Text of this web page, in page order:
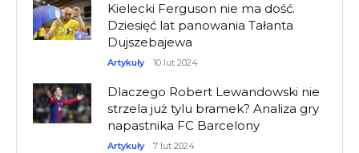
Kielecki Ferguson nie ma dość.
Dziesięć lat panowania Tałanta
Dujszebajewa
Artykuły 10 lut 2024
Dlaczego Robert Lewandowski nie
strzela już tylu bramek? Analiza gry
napastnika FC Barcelony
Artykuły 7 lut 2024